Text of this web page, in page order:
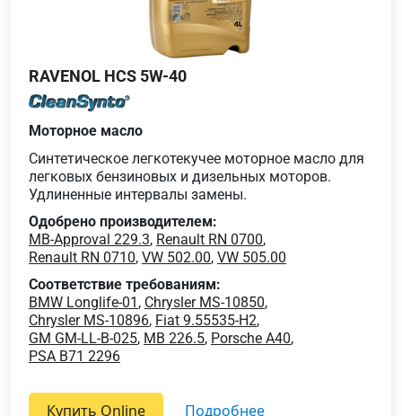
RAVENOL HCS 5W-40
Моторное масло
Синтетическое легкотекучее моторное масло для
легковых бензиновых и дизельных моторов.
Удлиненные интервалы замены.
Одобрено производителем:
MB-Approval 229.3, Renault RN 0700,
Renault RN 0710, VW 502.00, VW 505.00
Соответствие требованиям:
BMW Longlife-01 , Chrysler MS-10850,
Chrysler MS-10896, Fiat 9.55535-H2,
GM GM-LL-B-025, MB 226.5, Porsche A40,
PSA B71 2296
Купить Online подробнее